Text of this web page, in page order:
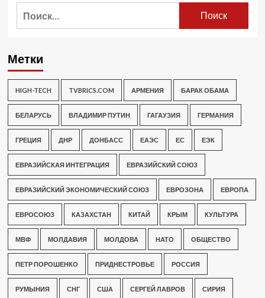
Метки
HIGH-TECH TVBRICS.COM АРМЕНИЯ БАРАК ОБАМА
БЕЛАРУСЬ ВЛАДИМИР ПУТИН ГАГАУЗИЯ ГЕРМАНИЯ
ГРЕЦИЯ ДНР ДОНБАСС ЕАЭС ЕС ЕЭК
ЕВРАЗИЙСКАЯ ИНТЕГРАЦИЯ ЕВРАЗИЙСКИЙ СОЮЗ
ЕВРАЗИЙСКИЙ ЭКОНОМИЧЕСКИЙ СОЮЗ ЕВРОЗОНА ЕВРОПА
ЕВРОСОЮЗ КАЗАХСТАН КИТАЙ КРЫМ КУЛЬТУРА
МВФ МОЛДАВИЯ МОЛДОВА НАТО ОБЩЕСТВО
ПЕТР ПОРОШЕНКО ПРИДНЕСТРОВЬЕ РОССИЯ
РУМЫНИЯ СНГ США СЕРГЕЙ ЛАВРОВ СИРИЯ